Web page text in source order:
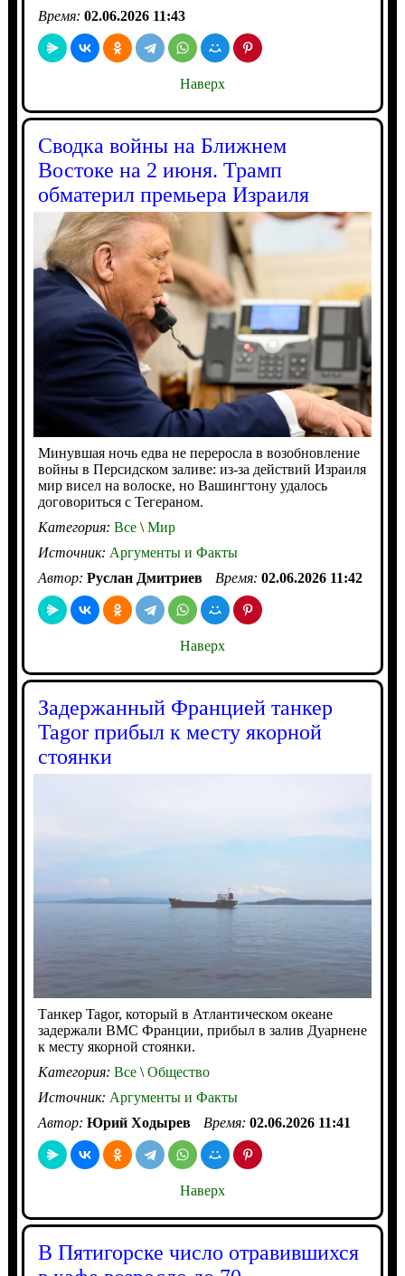
Время: 02.06.2026 11:43
Наверх
Сводка войны на Ближнем
Востоке на 2 июня. Трамп
обматерил премьера Израиля
Минувшая ночь едва не переросла в возобновление
войны в Персидском заливе: из-за действий Израиля
мир висел на волоске, но Вашингтону удалось
договориться с Тегераном.
Категория: Все\Мир
Источник: Аргументы и Факты
Автор: Руслан Дмитриев Время: 02.06.2026 11:42
Наверх
Задержанный Францией танкер
Tagor прибыл к месту якорной
стоянки
Танкер Tagor, который в Атлантическом океане
задержали ВМС Франции, прибыл в залив Дуарнене
к месту якорной стоянки.
Категория: Все\Общество
Источник: Аргументы и Факты
Автор: Юрий Ходырев Время: 02.06.2026 11:41
Наверх
В Пятигорске число отравившихся